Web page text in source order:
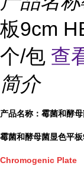
板9cm
个/包 查
简介
产品名称：霉菌和酵
霉菌和酵母菌显色平
Chromogenic Plate